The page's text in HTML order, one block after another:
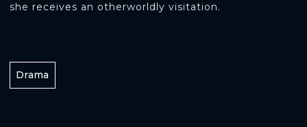
she receives an otherworldly visitation.
Drama